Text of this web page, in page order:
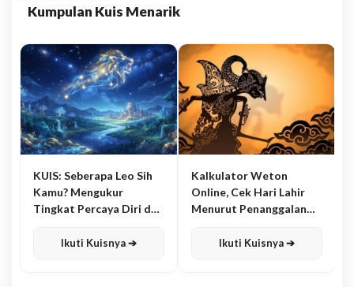
Kumpulan Kuis Menarik
KUIS: Seberapa Leo Sih
Kamu? Mengukur
Tingkat Percaya Diri dan
Ikuti Kuisnya ➔
Kalkulator Weton
Online, Cek Hari Lahir
Menurut Penanggalan
Ikuti Kuisnya ➔